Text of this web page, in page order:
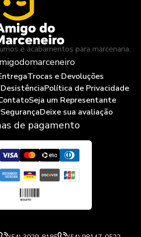
e acabamentos para marcenaria.
Trocas e Devoluções
Política de Privacidade
Seja um Representante
SegurançaDeixe sua avaliação
de pagamento